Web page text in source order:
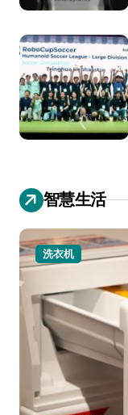
智慧生活
洗衣机